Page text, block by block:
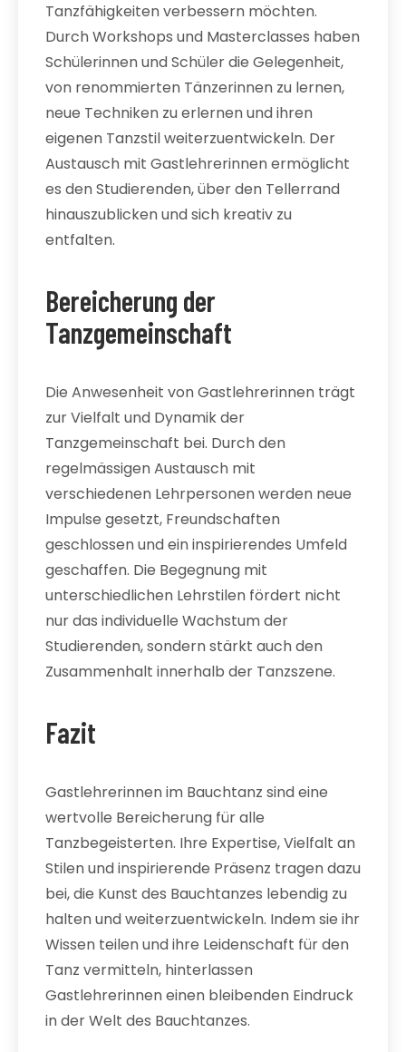
Tanzfähigkeiten verbessern möchten.
Durch Workshops und Masterclasses haben
Schülerinnen und Schüler die Gelegenheit,
von renommierten Tänzerinnen zu lernen,
neue Techniken zu erlernen und ihren
eigenen Tanzstil weiterzuentwickeln. Der
Austausch mit Gastlehrerinnen ermöglicht
es den Studierenden, über den Tellerrand
hinauszublicken und sich kreativ zu
entfalten.
Bereicherung der
Tanzgemeinschaft
Die Anwesenheit von Gastlehrerinnen trägt
zur Vielfalt und Dynamik der
Tanzgemeinschaft bei. Durch den
regelmässigen Austausch mit
verschiedenen Lehrpersonen werden neue
Impulse gesetzt, Freundschaften
geschlossen und ein inspirierendes Umfeld
geschaffen. Die Begegnung mit
unterschiedlichen Lehrstilen fördert nicht
nur das individuelle Wachstum der
Studierenden, sondern stärkt auch den
Zusammenhalt innerhalb der Tanzszene.
Fazit
Gastlehrerinnen im Bauchtanz sind eine
wertvolle Bereicherung für alle
Tanzbegeisterten. Ihre Expertise, Vielfalt an
Stilen und inspirierende Präsenz tragen dazu
bei, die Kunst des Bauchtanzes lebendig zu
halten und weiterzuentwickeln. Indem sie ihr
Wissen teilen und ihre Leidenschaft für den
Tanz vermitteln, hinterlassen
Gastlehrerinnen einen bleibenden Eindruck
in der Welt des Bauchtanzes.